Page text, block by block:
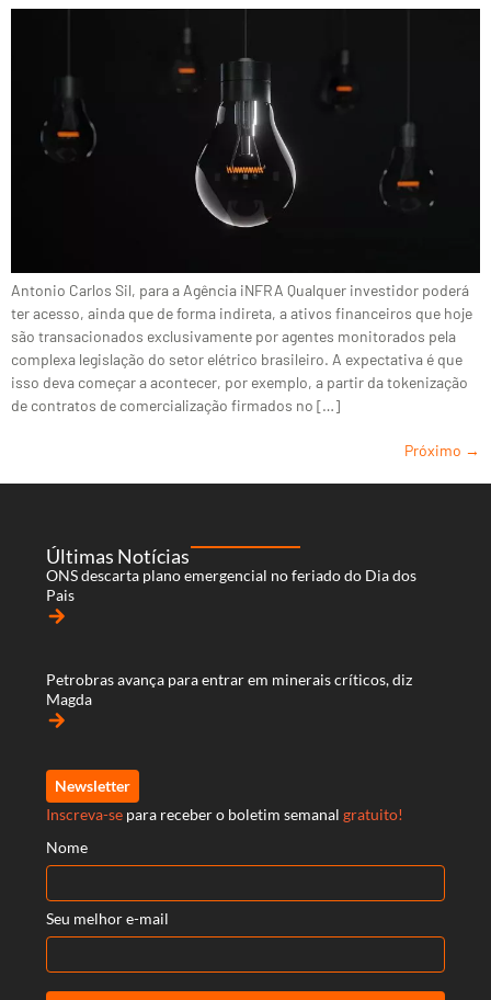
Antonio Carlos Sil, para a Agência iNFRA Qualquer investidor poderá
ter acesso, ainda que de forma indireta, a ativos financeiros que hoje
são transacionados exclusivamente por agentes monitorados pela
complexa legislação do setor elétrico brasileiro. A expectativa é que
isso deva começar a acontecer, por exemplo, a partir da tokenização
de contratos de comercialização firmados no […]
Próximo →
Últimas Notícias
ONS descarta plano emergencial no feriado do Dia dos
Pais
arrow_forward
Petrobras avança para entrar em minerais críticos, diz
Magda
arrow_forward
Newsletter
Inscreva-se para receber o boletim semanal gratuito!
Nome
Seu melhor e-mail